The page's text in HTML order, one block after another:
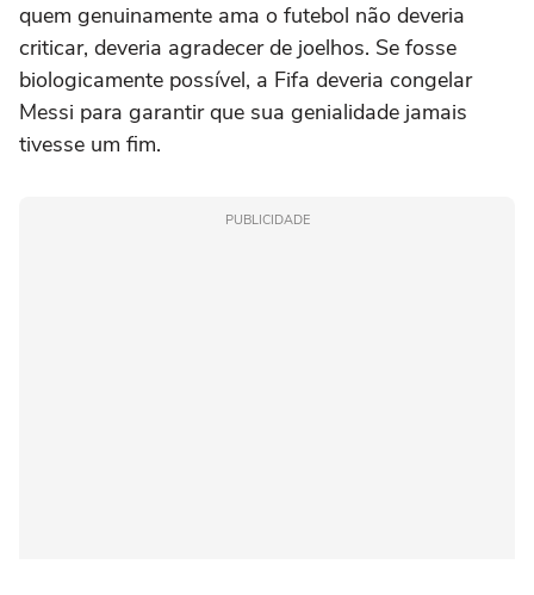
quem genuinamente ama o futebol não deveria
criticar, deveria agradecer de joelhos. Se fosse
biologicamente possível, a Fifa deveria congelar
Messi para garantir que sua genialidade jamais
tivesse um fim.
PUBLICIDADE